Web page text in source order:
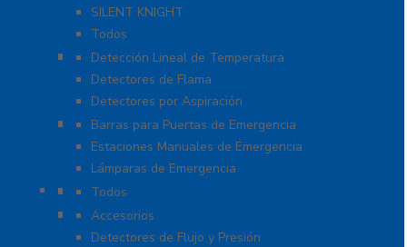
SILENT KNIGHT
Todos
Aplicaciones Especiales
Detección Lineal de Temperatura
Detectores de Flama
Detectores por Aspiración
Sistemas de Emergencia
Barras para Puertas de Emergencia
Estaciones Manuales de Emergencia
Lámparas de Emergencia
Detectores Autónomos
Todos
Dispositivos Convencionales
Accesorios
Detectores de Flujo y Presión